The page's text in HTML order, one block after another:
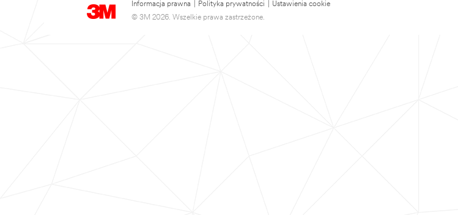
Informacja prawna Polityka prywatności
Ustawienia cookie
© 3M 2026. Wszelkie prawa zastrzeżone.